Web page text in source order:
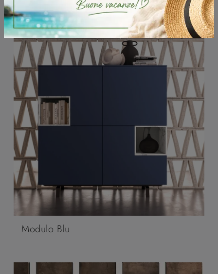
Potrebbero piacerti anche
Modulo Blu